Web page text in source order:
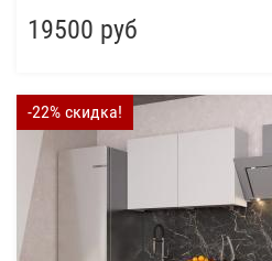
19500 руб
-22% скидка!